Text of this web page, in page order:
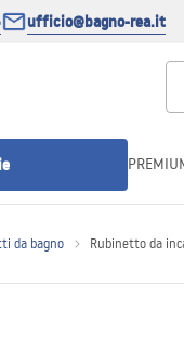
ufficio@bagno-rea.it
da bagno Rubinetto da